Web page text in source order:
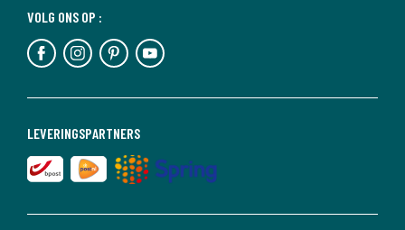
LEVERINGSPARTNERS
VOLG ONS OP :